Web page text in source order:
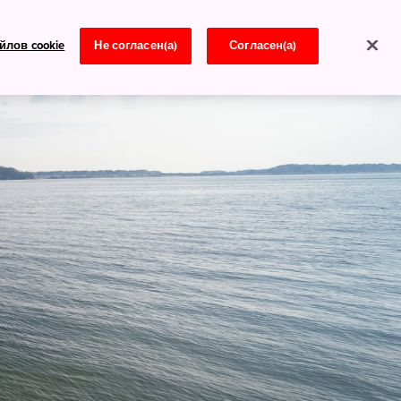
Новости
cookie Не согласен(а) Согласен(а)